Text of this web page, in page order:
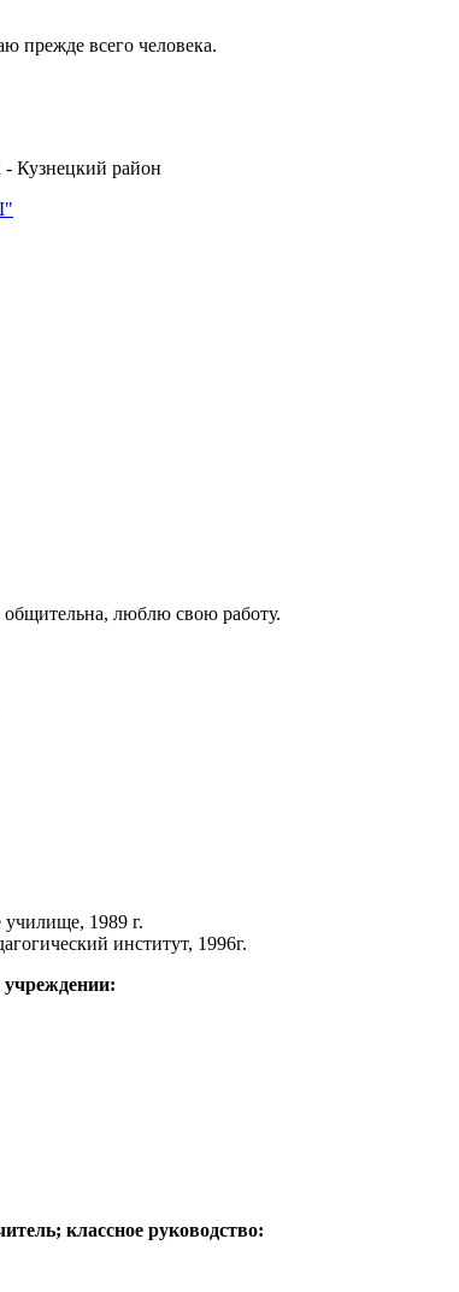
прежде всего человека.
Кузнецкий район
люблю свою работу.
училище, 1989 г.
институт, 1996г.
классное руководство: